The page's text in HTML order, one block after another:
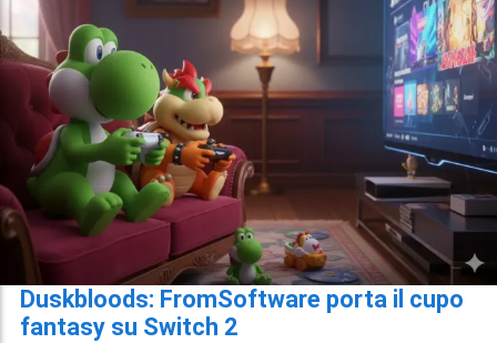
Duskbloods: FromSoftware porta il cupo
fantasy su Switch 2